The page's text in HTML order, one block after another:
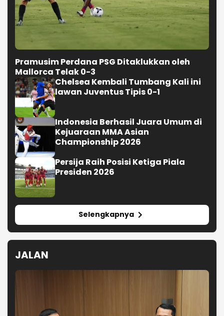
Pramusim Perdana PSG Ditaklukkan oleh
Mallorca Telak 0-3
Chelsea Kembali Tumbang Kali ini
lawan Juventus Tipis 0-1
Indonesia Berhasil Juara Umum di
Kejuaraan MMA Asian
Championship 2026
Persija Raih Posisi Ketiga Piala
Presiden 2026
Selengkapnya
JALAN